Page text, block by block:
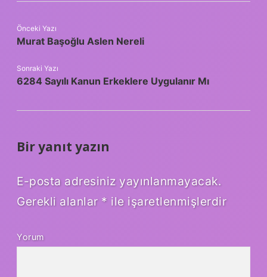
Önceki Yazı
Murat Başoğlu Aslen Nereli
Sonraki Yazı
6284 Sayılı Kanun Erkeklere Uygulanır Mı
Bir yanıt yazın
E-posta adresiniz yayınlanmayacak.
Gerekli alanlar * ile işaretlenmişlerdir
Yorum